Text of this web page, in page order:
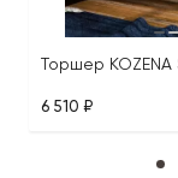
6 510 ₽